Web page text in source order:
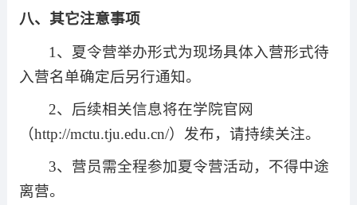
八、其它注意事项
1 、夏令营举办形式为现场具体入营形式待
入营名单确定后另行通知。
2、后续相关信息将在学院官网
（http://mctu.tju.edu.cn/）发布，请持续关注。
3、营员需全程参加夏令营活动，不得中途
离营。